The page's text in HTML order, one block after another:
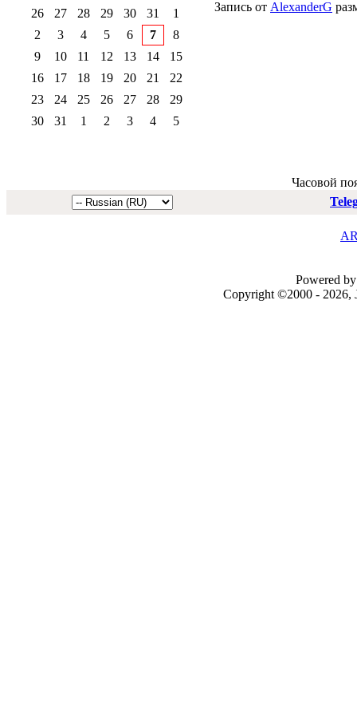
Запись от AlexanderG
26 27 28 29 30 31
1
2
3 4 5 6 7
8
9
10 11 12 13 14
15
16
17 18 19 20 21
22
23
24 25 26 27 28
29
30
31 1 2 3 4 5
Часовой
Powered
Copyright ©2000 - 2026,